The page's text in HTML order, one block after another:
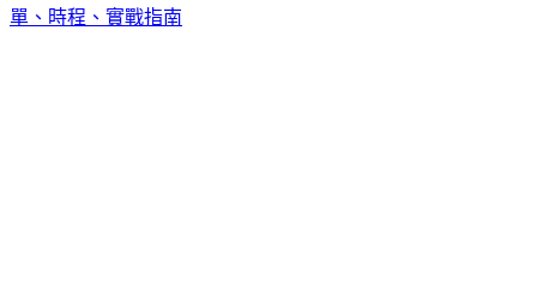
單、時程、實戰指南